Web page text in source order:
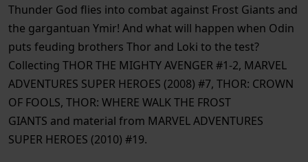
Thunder God flies into combat against Frost Giants and
the gargantuan Ymir! And what will happen when Odin
puts feuding brothers Thor and Loki to the test?
Collecting THOR THE MIGHTY AVENGER #1-2, MARVEL
ADVENTURES SUPER HEROES (2008) #7, THOR: CROWN
OF FOOLS, THOR: WHERE WALK THE FROST
GIANTS and material from MARVEL ADVENTURES
SUPER HEROES (2010) #19.